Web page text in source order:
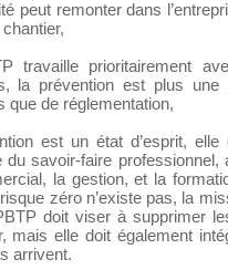
peut remonter dans
travaille prioritairement
la prévention est plus une
que de réglementation,
est un état d’esprit, elle
du savoir-faire
la gestion, et la
zéro n’existe pas, la
doit viser à supprimer
mais elle doit également
arrivent.